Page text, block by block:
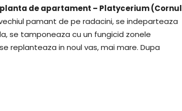
planta de apartament – Platycerium (Cornul
pamant de pe radacini, se indeparteaza
se tamponeaza cu un fungicid zonele
replanteaza in noul vas, mai mare. Dupa